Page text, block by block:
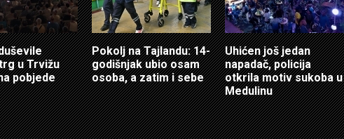
u Trvižu
pobjede
Pokolj na Tajlandu: 14-
godišnjak ubio osam
osoba, a zatim i sebe
Uhićen još jedan
napadač, policija
otkrila motiv sukoba u
Medulinu